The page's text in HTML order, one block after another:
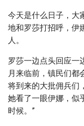
今天是什么日子，大
地和罗莎打招呼，伊
人。
罗莎一边点头回应一
月来临前，镇民们都
将到来的大批佣兵们
她看了一眼伊娜，似
时候。”